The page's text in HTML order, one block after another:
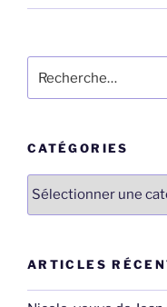
pour
CATÉGORIES
Catégories
ARTICLES